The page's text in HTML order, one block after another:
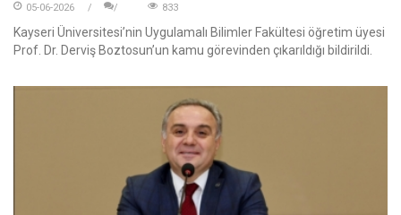
05-06-2026 833
Kayseri Üniversitesi’nin Uygulamalı Bilimler Fakültesi öğretim üyesi
Prof. Dr. Derviş Boztosun’un kamu görevinden çıkarıldığı bildirildi.